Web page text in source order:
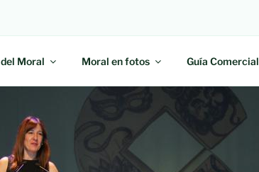
Moral Moral en fotos Guía Comercial